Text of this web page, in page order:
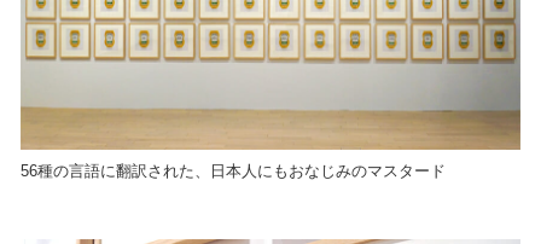
56種の言語に翻訳された、日本人にもおなじみのマスタード